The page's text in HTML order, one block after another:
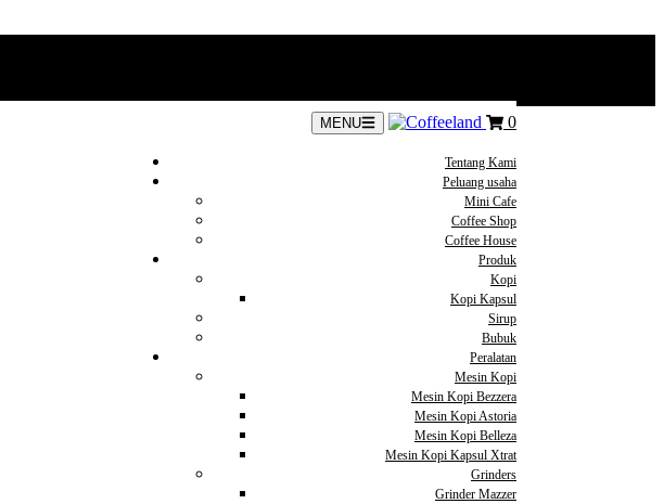
MENU 0
Tentang Kami
Peluang usaha
Mini Cafe
Coffee Shop
Coffee House
Produk
Kopi
Kopi Kapsul
Sirup
Bubuk
Peralatan
Mesin Kopi
Mesin Kopi Bezzera
Mesin Kopi Astoria
Mesin Kopi Belleza
Mesin Kopi Kapsul Xtrat
Grinders
Grinder Mazzer